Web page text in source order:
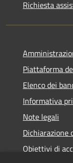
Richiesta
Piattaforma
Elenco dei
Informativa
Note legali
Dichiarazione
Obiettivi di